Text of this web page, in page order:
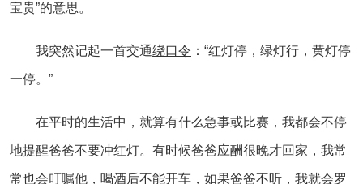
宝贵”的意思。
我突然记起一首交通绕口令 ：“红灯停，绿灯行，黄灯停
一停。”
在平时的生活中，就算有什么急事或比赛，我都会不停
地提醒爸爸不要冲红灯。有时候爸爸应酬很晚才回家，我常
常也会叮嘱他，喝酒后不能开车，如果爸爸不听，我就会罗